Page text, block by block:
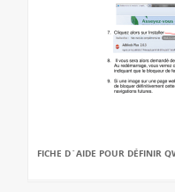
FICHE D`AIDE POUR DÉFINIR